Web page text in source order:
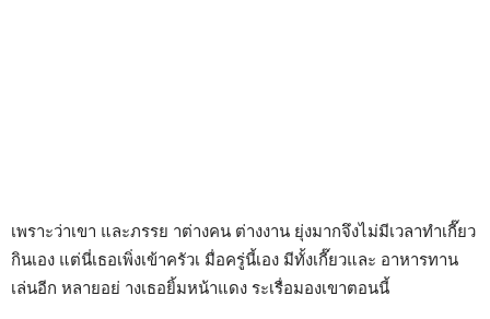
เพราะว่าเขา และภรรย าต่างคน ต่างงาน ยุ่งมากจึงไม่มีเวลาทำเกี๊ยว
กินเอง แต่นี่เธอเพิ่งเข้าครัวเ มื่อครู่นี้เอง มีทั้งเกี๊ยวและ อาหารทาน
เล่นอีก หลายอย่ างเธอยิ้มหน้าแดง ระเรื่อมองเขาตอนนี้